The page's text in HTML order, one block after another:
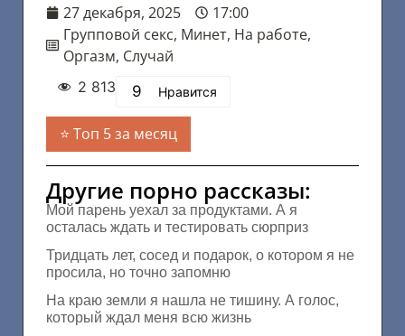
27 декабря, 2025
17:00
Групповой секс, Минет, На работе,
Оргазм, Случай
2 813 9 Нравится
Топ 5 за месяц
Другие порно рассказы:
Мой парень уехал за продуктами. А я
осталась ждать и тестировать сюрприз
Тридцать лет, сосед и подарок, о котором я не
просила, но точно запомню
На краю земли я нашла не тишину. А голос,
который ждал меня всю жизнь